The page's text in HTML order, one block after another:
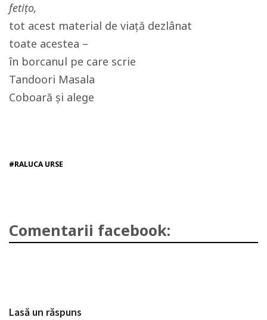
fetițo,
tot acest material de viață dezlânat
toate acestea –
în borcanul pe care scrie
Tandoori Masala
Coboară și alege
#RALUCA URSE
Comentarii facebook:
Lasă un răspuns